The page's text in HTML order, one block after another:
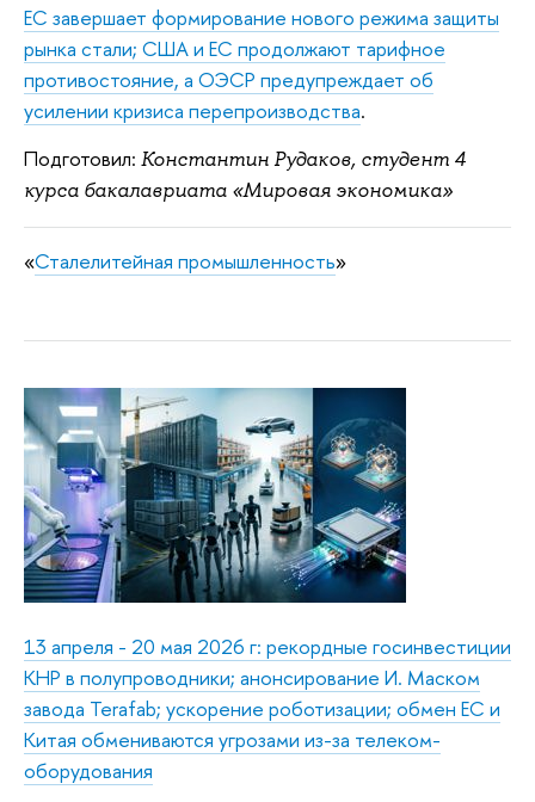
ЕС завершает формирование нового режима защиты
рынка стали; США и ЕС продолжают тарифное
противостояние, а ОЭСР предупреждает об
усилении кризиса перепроизводства.
Подготовил: Константин Рудаков, студент 4
курса бакалавриата «Мировая экономика»
«Сталелитейная промышленность»
13 апреля - 20 мая 2026 г: рекордные госинвестиции
КНР в полупроводники; анонсирование И. Маском
завода Terafab; ускорение роботизации; обмен ЕС и
Китая обмениваются угрозами из-за телеком-
оборудования